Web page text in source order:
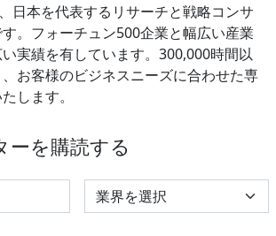
日本を代表するリサーチと戦略コンサ
。フォーチュン500企業と幅広い産業
実績を有しています。300,000時間以
お客様のビジネスニーズに合わせた専
します。
ーを購読する
Select Industry